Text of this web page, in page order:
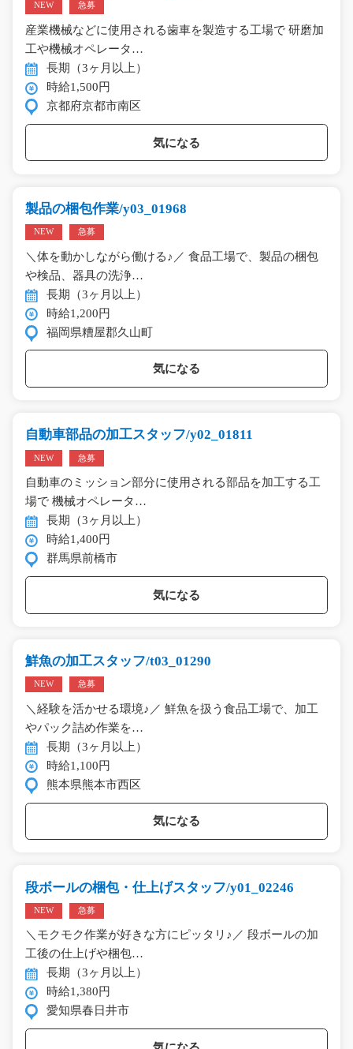
NEW 急募
産業機械などに使用される歯車を製造する工場で 研磨加
工や機械オペレータ…
長期（3ヶ月以上）
時給1,500円
京都府京都市南区
気になる
製品の梱包作業/y03_01968
NEW 急募
＼体を動かしながら働ける♪／ 食品工場で、製品の梱包
や検品、器具の洗浄…
長期（3ヶ月以上）
時給1,200円
福岡県糟屋郡久山町
気になる
自動車部品の加工スタッフ/y02_01811
NEW 急募
自動車のミッション部分に使用される部品を加工する工
場で 機械オペレータ…
長期（3ヶ月以上）
時給1,400円
群馬県前橋市
気になる
鮮魚の加工スタッフ/t03_01290
NEW 急募
＼経験を活かせる環境♪／ 鮮魚を扱う食品工場で、加工
やパック詰め作業を…
長期（3ヶ月以上）
時給1,100円
熊本県熊本市西区
気になる
段ボールの梱包・仕上げスタッフ/y01_02246
NEW 急募
＼モクモク作業が好きな方にピッタリ♪／ 段ボールの加
工後の仕上げや梱包…
長期（3ヶ月以上）
時給1,380円
愛知県春日井市